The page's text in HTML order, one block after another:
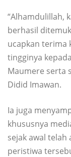
“Alhamdulillah,
berhasil
ucapkan terima
tingginya
Maumere serta
Didid Imawan.
Ia juga
khususnya
sejak awal
peristiwa